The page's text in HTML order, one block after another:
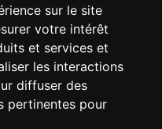
sur le site
votre intérêt
et services et
les interactions
diffuser des
pertinentes pour